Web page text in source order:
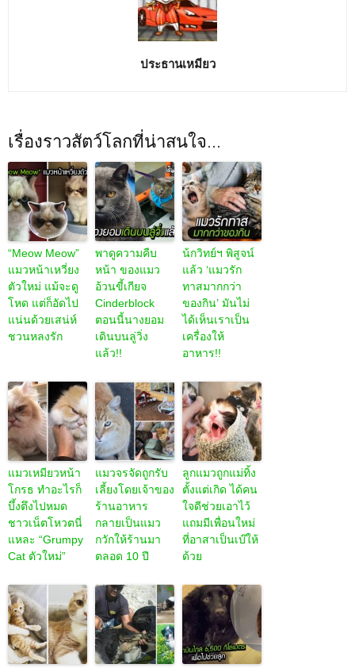
ประธานเหมียว
เรื่องราวสัตว์โลกที่น่าสนใจ...
“Meow Meow”
แมวหน้าเหวี่ยง
ตัวใหม่ แม้จะดู
โหด แต่ก็อัดไป
แน่นด้วยเสน่ห์
ชวนหลงรัก
พาดูความคืบ
หน้า ของแมว
อ้วนขี้เกียจ
Cinderblock
ตอนนี้นางยอม
เดินบนลู่วิ่ง
แล้ว!!
น้กวิทย์ฯ พิสูจน์
แล้ว ‘แมวรัก
ทาสมากกว่า
ของกิน’ มันไม่
ได้เห็นเราเป็น
เครื่องให้
อาหาร!!
แมวเหมียวหน้า
โกรธ ทำอะไรก็
บึ้งตึงไปหมด
ชาวเน็ตโหวตนี่
แหละ “Grumpy
Cat ตัวใหม่”
แมวจรจัดถูกรับ
เลี้ยงโดยเจ้าของ
ร้านอาหาร
กลายเป็นแมว
กวักให้ร้านมา
ตลอด 10 ปี
ลูกแมวถูกแม่ทิ้ง
ตั้งแต่เกิด ได้คน
ใจดีช่วยเอาไว้
แถมมีเพื่อนใหม่
ที่อาสาเป็นเบ๊ให้
ด้วย